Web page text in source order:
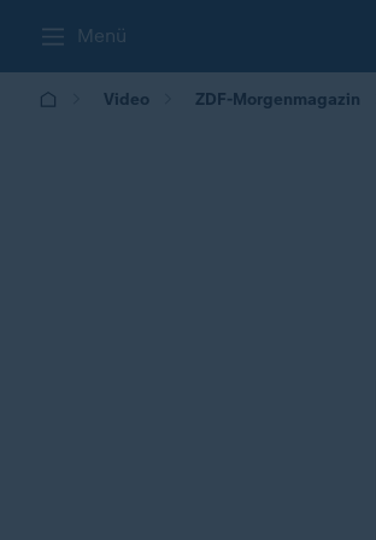
Menü
Video ZDF-Morgenmagazin